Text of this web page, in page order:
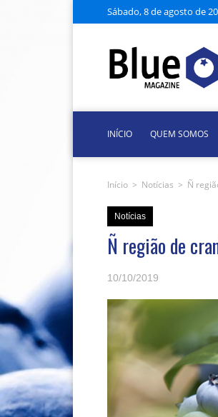
Sábado, 8 de agosto de
INÍCIO QUEM SOMOS
Início > Notícias > Ñ
Notícias
Ñ ​​região de
10/10/2019